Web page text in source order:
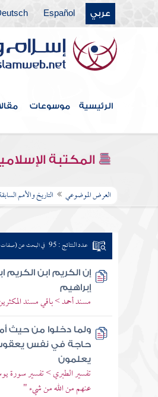
عربي Español
الرئيسية موسوعات
المكتبة
العرض الموضوعي التاريخ والأمم
عدد النتائج : 95 في البحث عن
إن الكريم ابن
إبراهيم
مسند أحمد > باقي مسند
ولما دخلوا من حيث
حاجة في نفس يعقوب
يعلمون
تفسير الطبري > تفسير سورة
عنهم من الله من شيء "